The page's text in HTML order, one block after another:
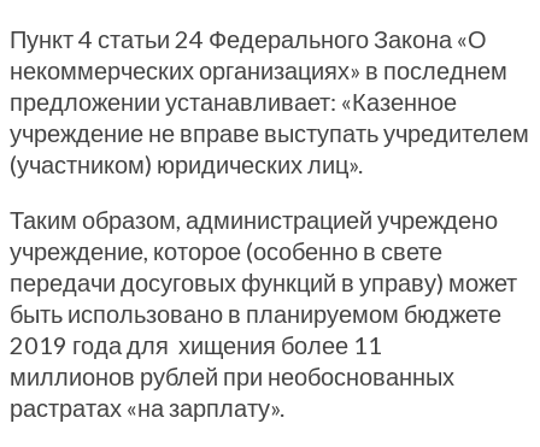
Пункт 4 статьи 24 Федерального Закона «О
некоммерческих организациях» в последнем
предложении устанавливает: «Казенное
учреждение не вправе выступать учредителем
(участником) юридических лиц».
Таким образом, администрацией учреждено
учреждение, которое (особенно в свете
передачи досуговых функций в управу) может
быть использовано в планируемом бюджете
2019 года для хищения более 11
миллионов рублей при необоснованных
растратах «на зарплату».